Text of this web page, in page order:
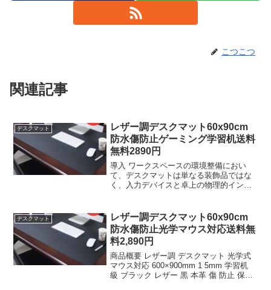
こつこつ
関連記事
デスクマット
レザー調デスクマット60x90cm
防水傷防止ゲーミング学習机送料
無料2890円
導入 ワークスペースの環境整備におい
て、デスクマットは単なる装飾品ではな
く、入力デバイスと卓上の物理的インタ
デスクマット 光学式マウス対応
600×900mm 1 5m...
デスクマット
レザー調デスクマット60x90cm
防水傷防止光学マウス対応送料無
料2,890円
商品概要 レザー調 デスクマット 光学式
マウス対応 600×900mm 1 5mm 学習机
級 ブラック レザー 黒 本革 傷 防止 保護